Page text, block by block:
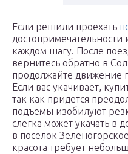
Если решили проехать
достопримечательности
каждом шагу. После
вернитесь обратно в
продолжайте движение
Если вас укачивает,
так как придется
подъемы изобилуют
слегка может укачать в
в поселок
красота требует